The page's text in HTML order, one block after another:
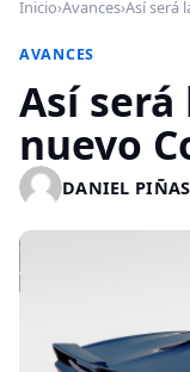
Inicio›Avances›Así será
AVANCES
Así
nuevo
DANIEL PIÑAS